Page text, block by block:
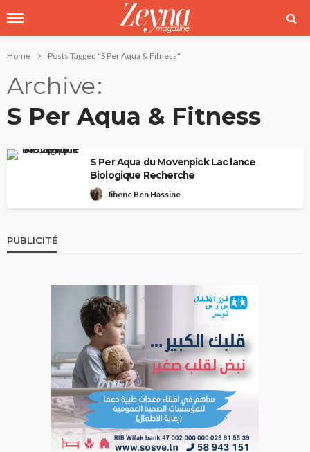
Home Posts Tagged "S Per Aqua & Fitness"
Archive
S Per Aqua & Fitness
S Per Aqua du Movenpick Lac lance
Biologique Recherche
Jihene Ben Hassine
PUBLICITÉ